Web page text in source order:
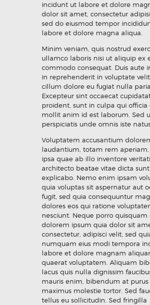
incidunt ut labore et dolore
dolor sit amet, consectetur
sed do eiusmod tempor
labore et dolore magna aliqua.
Minim veniam, quis nostrud
ullamco laboris nisi ut aliquip ex
commodo consequat. Duis aute
in reprehenderit in voluptate velit
cillum dolore eu fugiat nulla
Excepteur sint occaecat
proident, sunt in culpa qui officia
mollit anim id est laborum. Sed
perspiciatis unde omnis iste
Voluptatem accusantium
laudantium, totam rem
ipsa quae ab illo inventore
architecto beatae vitae dicta sunt
explicabo. Nemo enim ipsam
quia voluptas sit aspernatur aut
fugit, sed quia consequuntur
dolores eos qui ratione
nesciunt. Neque porro quisquam
dolorem ipsum quia dolor sit
consectetur, adipisci velit, sed
numquam eius modi tempora
labore et dolore magnam
quaerat voluptatem. Aliquam
lacus quis nulla dignissim
mauris enim, bibendum at purus
maximus molestie tortor. Sed
tellus eu sollicitudin. Sed fringilla